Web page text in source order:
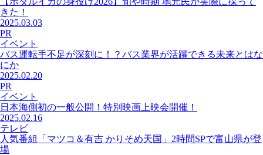
きた！
2025.03.03
PR
イベント
バス運転手不足が深刻に！？バス業界が活躍できる未来とはな
にか
2025.02.20
PR
イベント
日本海側初の一般公開！特別映画上映会開催！
2025.02.16
テレビ
人気番組「マツコ＆有吉 かりそめ天国」2時間SPで富山県が登
場